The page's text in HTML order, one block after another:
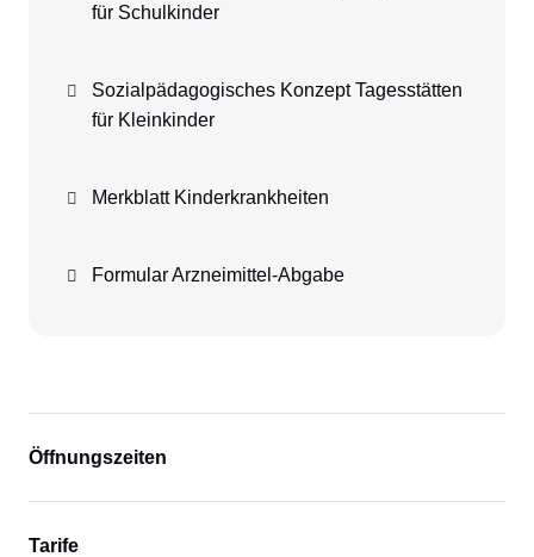
für Schulkinder
Sozialpädagogisches Konzept Tagesstätten
für Kleinkinder
Merkblatt Kinderkrankheiten
Formular Arzneimittel-Abgabe
überspringen
Öffnungszeiten
Tarife